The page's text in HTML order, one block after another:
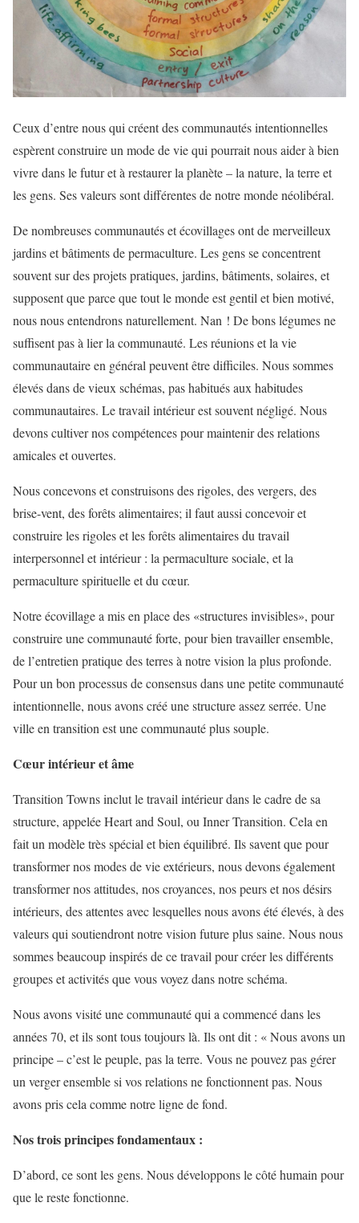
Ceux d’entre nous qui créent des communautés intentionnelles
espèrent construire un mode de vie qui pourrait nous aider à bien
vivre dans le futur et à restaurer la planète – la nature, la terre et
les gens. Ses valeurs sont différentes de notre monde néolibéral.
De nombreuses communautés et écovillages ont de merveilleux
jardins et bâtiments de permaculture. Les gens se concentrent
souvent sur des projets pratiques, jardins, bâtiments, solaires, et
supposent que parce que tout le monde est gentil et bien motivé,
nous nous entendrons naturellement. Nan ! De bons légumes ne
suffisent pas à lier la communauté. Les réunions et la vie
communautaire en général peuvent être difficiles. Nous sommes
élevés dans de vieux schémas, pas habitués aux habitudes
communautaires. Le travail intérieur est souvent négligé. Nous
devons cultiver nos compétences pour maintenir des relations
amicales et ouvertes.
Nous concevons et construisons des rigoles, des vergers, des
brise-vent, des forêts alimentaires; il faut aussi concevoir et
construire les rigoles et les forêts alimentaires du travail
interpersonnel et intérieur : la permaculture sociale, et la
permaculture spirituelle et du cœur.
Notre écovillage a mis en place des «structures invisibles», pour
construire une communauté forte, pour bien travailler ensemble,
de l’entretien pratique des terres à notre vision la plus profonde.
Pour un bon processus de consensus dans une petite communauté
intentionnelle, nous avons créé une structure assez serrée. Une
ville en transition est une communauté plus souple.
Cœur intérieur et âme
Transition Towns inclut le travail intérieur dans le cadre de sa
structure, appelée Heart and Soul, ou Inner Transition. Cela en
fait un modèle très spécial et bien équilibré. Ils savent que pour
transformer nos modes de vie extérieurs, nous devons également
transformer nos attitudes, nos croyances, nos peurs et nos désirs
intérieurs, des attentes avec lesquelles nous avons été élevés, à des
valeurs qui soutiendront notre vision future plus saine. Nous nous
sommes beaucoup inspirés de ce travail pour créer les différents
groupes et activités que vous voyez dans notre schéma.
Nous avons visité une communauté qui a commencé dans les
années 70, et ils sont tous toujours là. Ils ont dit : « Nous avons un
principe – c’est le peuple, pas la terre. Vous ne pouvez pas gérer
un verger ensemble si vos relations ne fonctionnent pas. Nous
avons pris cela comme notre ligne de fond.
Nos trois principes fondamentaux :
D’abord, ce sont les gens. Nous développons le côté humain pour
que le reste fonctionne.